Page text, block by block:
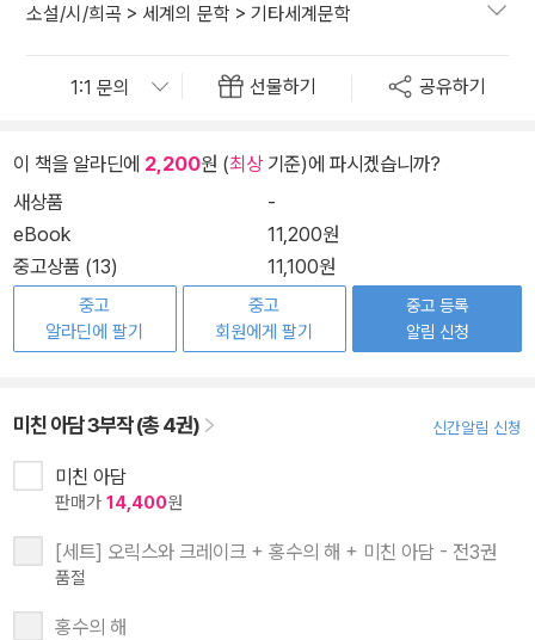
소설/시/희곡 > 세계의 문학 > 기타세계문학
선물하기 공유하기
이 책을 알라딘에 2,200원 (최상기준)에 파시겠습니까?
새상품
-
eBook
11,200원
중고상품 (13)
11,100원
중고
알라딘에 팔기
중고
회원에게 팔기
중고 등록
알림 신청
미친 아담 3부작 (총 4권) 신간알림 신청
미친 아담
판매가 14,400원
[세트] 오릭스와 크레이크 + 홍수의 해 + 미친 아담 - 전3권
품절
홍수의 해